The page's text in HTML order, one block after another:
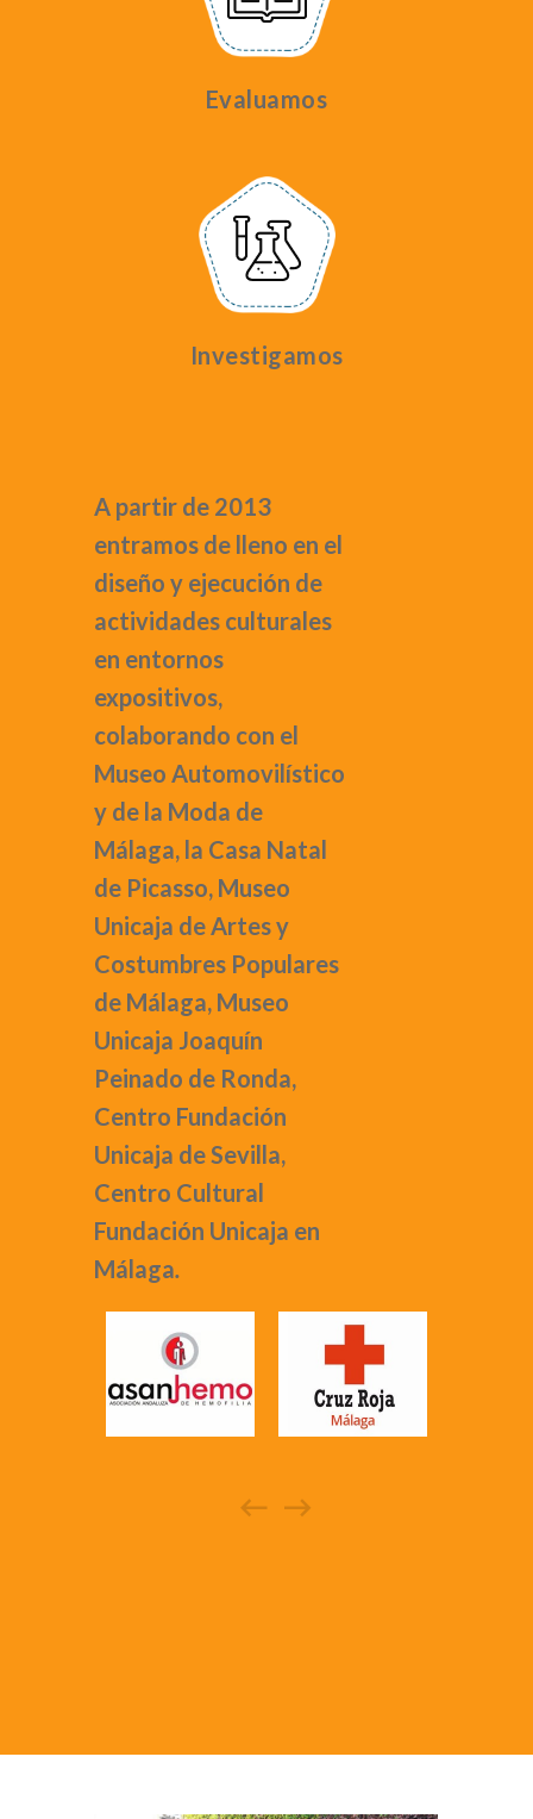
Evaluamos
Investigamos
A partir de 2013
entramos de lleno en el
diseño y ejecución de
actividades culturales
en entornos
expositivos,
colaborando con el
Museo Automovilístico
y de la Moda de
Málaga, la Casa Natal
de Picasso, Museo
Unicaja de Artes y
Costumbres Populares
de Málaga, Museo
Unicaja Joaquín
Peinado de Ronda,
Centro Fundación
Unicaja de Sevilla,
Centro Cultural
Fundación Unicaja en
Málaga.